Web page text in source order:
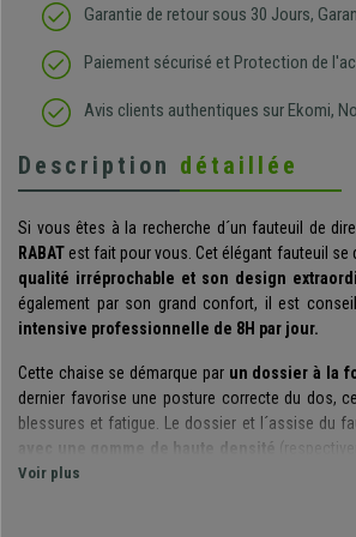
Garantie de retour sous 30 Jours,
Paiement sécurisé et Protection de
Avis clients authentiques sur Ekomi,
Description détaillée
Si vous êtes à la recherche d´un fauteuil de
RABAT est fait pour vous. Cet élégant fauteuil se
qualité irréprochable et son design
également par son grand confort, il est
intensive professionnelle de 8H par jour.
Cette chaise se démarque par un dossier à la
dernier favorise une posture correcte du dos,
blessures et fatigue. Le dossier et l´assise du
avec une gomme de haute densité
qui garantit à la fois confort et grande durabilité.
Voir plus